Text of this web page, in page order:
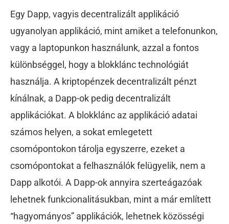
Egy Dapp, vagyis decentralizált applikáció
ugyanolyan applikáció, mint amiket a telefonunkon,
vagy a laptopunkon használunk, azzal a fontos
különbséggel, hogy a blokklánc technológiát
használja. A kriptopénzek decentralizált pénzt
kínálnak, a Dapp-ok pedig decentralizált
applikációkat. A blokklánc az applikáció adatai
számos helyen, a sokat emlegetett
csomópontokon tárolja egyszerre, ezeket a
csomópontokat a felhasználók felügyelik, nem a
Dapp alkotói. A Dapp-ok annyira szerteágazóak
lehetnek funkcionalitásukban, mint a már említett
“hagyományos” applikációk, lehetnek közösségi